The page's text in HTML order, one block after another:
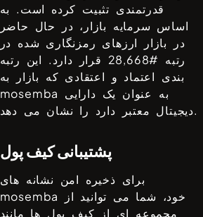
قدرتمندی تثبیت کرده است. به
اساس سرمایه بازار، در حال حاضر
در بازار ارزهای رمزنگاری شده در
رتبه #28,668 قرار دارد. این رتبه
بندی اعتماد و اعتقادی که بازار به
mosemba
دیجیتال معتبر دارد را نشان می دهد.
پشتیبانی کیف پول
برای ذخیره امن نشانه های
mosemba
مجموعه ای از کیف پول ها مانند